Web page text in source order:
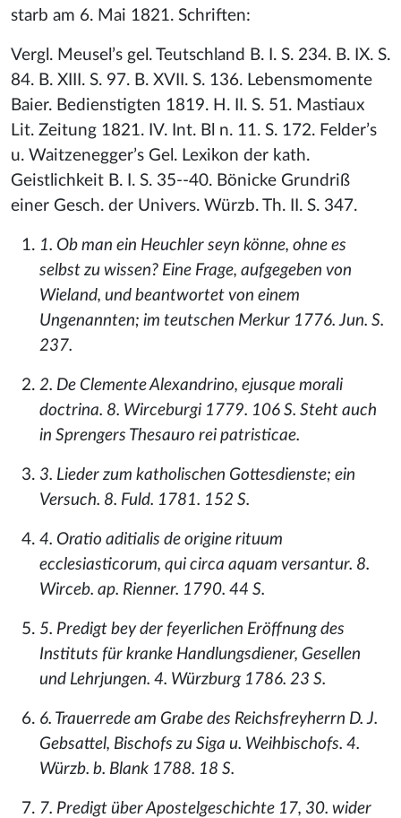
starb am 6. Mai 1821. Schriften:
Vergl. Meusel’s gel. Teutschland B. I. S. 234. B. IX. S.
84. B. XIII. S. 97. B. XVII. S. 136. Lebensmomente
Baier. Bedienstigten 1819. H. II. S. 51. Mastiaux
Lit. Zeitung 1821. IV. Int. Bl n. 11. S. 172. Felder’s
u. Waitzenegger’s Gel. Lexikon der kath.
Geistlichkeit B. I. S. 35--40. Bönicke Grundriß
einer Gesch. der Univers. Würzb. Th. II. S. 347.
1. Ob man ein Heuchler seyn könne, ohne es
selbst zu wissen? Eine Frage, aufgegeben von
Wieland, und beantwortet von einem
Ungenannten; im teutschen Merkur 1776. Jun. S.
237.
2. De Clemente Alexandrino, ejusque morali
doctrina. 8. Wirceburgi 1779. 106 S. Steht auch
in Sprengers Thesauro rei patristicae.
3. Lieder zum katholischen Gottesdienste; ein
Versuch. 8. Fuld. 1781. 152 S.
4. Oratio aditialis de origine rituum
ecclesiasticorum, qui circa aquam versantur. 8.
Wirceb. ap. Rienner. 1790. 44 S.
5. Predigt bey der feyerlichen Eröffnung des
Instituts für kranke Handlungsdiener, Gesellen
und Lehrjungen. 4. Würzburg 1786. 23 S.
6. Trauerrede am Grabe des Reichsfreyherrn D. J.
Gebsattel, Bischofs zu Siga u. Weihbischofs. 4.
Würzb. b. Blank 1788. 18 S.
7. Predigt über Apostelgeschichte 17, 30. wider